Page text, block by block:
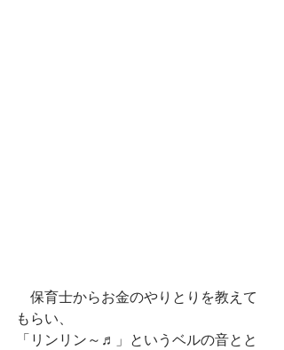
保育士からお金のやりとりを教えて
もらい、
「リンリン～♬」というベルの音とと